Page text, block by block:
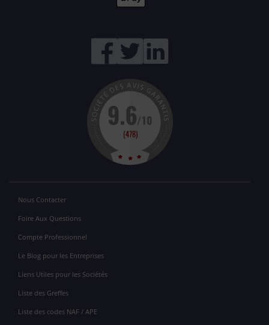
Nous Contacter
Foire Aux Questions
Compte Professionnel
Le Blog pour les Entreprises
Liens Utiles pour les Sociétés
Liste des Greffes
Liste des codes NAF / APE